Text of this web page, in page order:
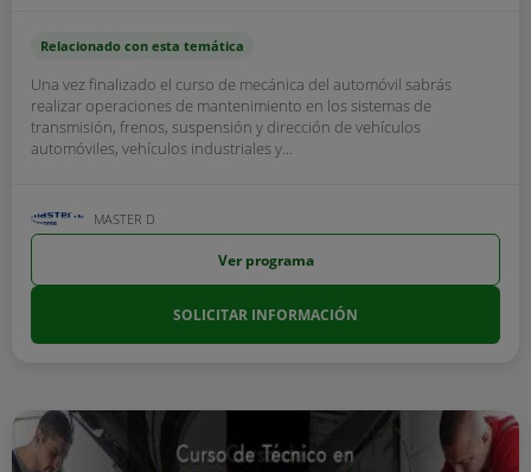
Relacionado con esta temática
Una vez finalizado el curso de mecánica del automóvil sabrás
realizar operaciones de mantenimiento en los sistemas de
transmisión, frenos, suspensión y dirección de vehículos
automóviles, vehículos industriales y...
MASTER D
Ver programa
SOLICITAR INFORMACIÓN